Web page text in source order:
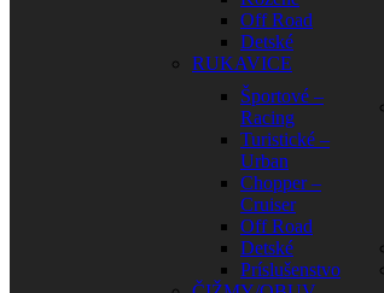
Off Road
Detské
RUKAVICE
Športové –
Racing
Turistické –
Urban
Chopper –
Cruiser
Off Road
Detské
Príslušenstvo